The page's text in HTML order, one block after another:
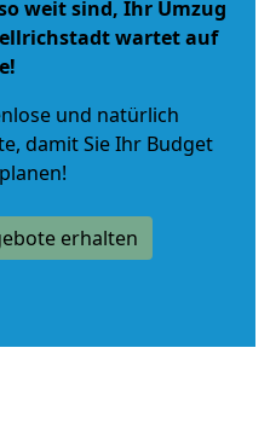
weit sind, Ihr Umzug
wartet auf
und natürlich
, damit Sie Ihr Budget
erhalten